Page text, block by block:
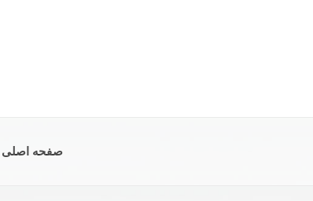
صفحه اصلی